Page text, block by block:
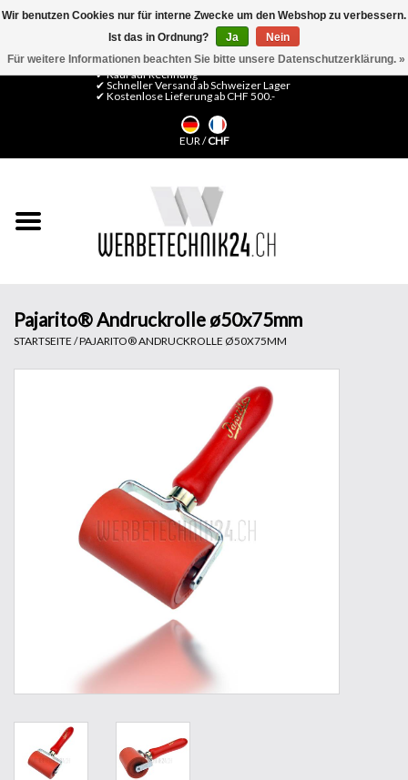
Mein Konto / Kundenkonto anlegen
✔ Kauf auf Rechnung
✔ Schneller Versand ab Schweizer Lager
✔ Kostenlose Lieferung ab CHF 500.-
EUR/CHF
Pajarito® Andruckrolle ø50x75mm
STARTSEITE /PAJARITO® ANDRUCKROLLE Ø50X75MM
Wir benutzen Cookies nur für interne Zwecke um den Webshop zu verbessern.
Ist das in Ordnung?
Ja
Nein
Für weitere Informationen beachten Sie bitte unsere Datenschutzerklärung. »